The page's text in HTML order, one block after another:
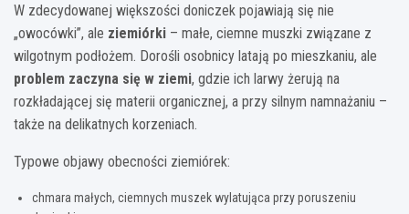
W zdecydowanej większości doniczek pojawiają się nie
„owocówki”, ale ziemiórki – małe, ciemne muszki związane z
wilgotnym podłożem. Dorośli osobnicy latają po mieszkaniu, ale
problem zaczyna się w ziemi, gdzie ich larwy żerują na
rozkładającej się materii organicznej, a przy silnym namnażaniu –
także na delikatnych korzeniach.
Typowe objawy obecności ziemiórek:
chmara małych, ciemnych muszek wylatująca przy poruszeniu